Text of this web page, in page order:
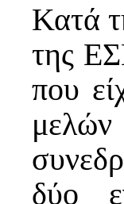
Κατά
της
που
μελών
δύο